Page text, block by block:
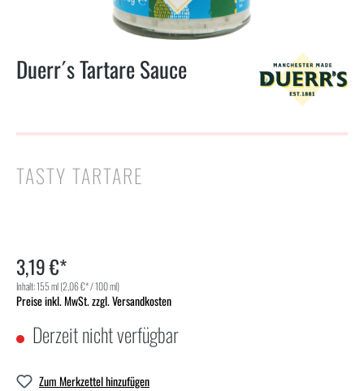
Duerr´s Tartare Sauce
TASTY TARTARE
3,19 €*
Inhalt:155 ml(2,06 €* / 100 ml)
Preise inkl. MwSt. zzgl. Versandkosten
Derzeit nicht verfügbar
Zum Merkzettel hinzufügen